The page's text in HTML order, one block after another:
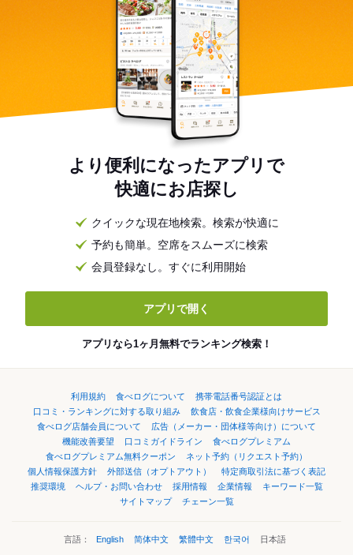
より便利になったアプリで
快適にお店探し
クイックな現在地検索。検索が快適に
予約も簡単。空席をスムーズに検索
会員登録なし。すぐに利用開始
アプリで開く
アプリなら1ヶ月無料でランキング検索！
利用規約 食べログについて
携帯電話番号認証とは
口コミ・ランキングに対する取り組み
飲食店・飲食企業様向けサービス
食べログ店舗会員について
広告（メーカー・団体様等向け）について
機能改善要望
口コミガイドライン
食べログプレミアム
食べログプレミアム無料クーポン
ネット予約（リクエスト予約）
個人情報保護方針
外部送信（オプトアウト）
特定商取引法に基づく表記
推奨環境
ヘルプ・お問い合わせ 採用情報 企業情報
キーワード一覧
サイトマップ
チェーン一覧
言語： English 简体中文 繁體中文 한국어 日本語